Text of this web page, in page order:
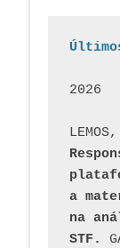
2026
a
na
STF.